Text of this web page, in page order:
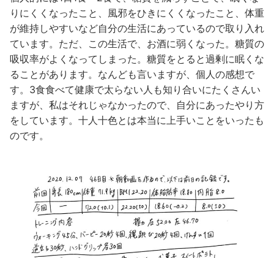
りにくくなったこと、風邪をひきにくくなったこと、体重
が維持しやすいなど自分の生活にあっているので取り入れ
ています。ただ、この生活で、お酒に弱くなった。糖質の
吸収率がよくなってしまった。糖質をとると過剰に眠くな
ることがあります。なんども言いますが、個人の感想で
す。3食食べて健康で太らない人も知り合いにたくさんい
ますが、私はそれじゃなかったので、自分にあったやり方
をしています。十人十色とは本当に上手いことをいったも
のです。